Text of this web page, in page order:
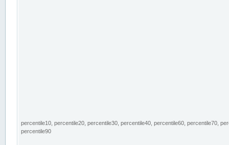
percentile10, percentile20, percentile30, percentile40, percentile60, percentile70,
percentile90